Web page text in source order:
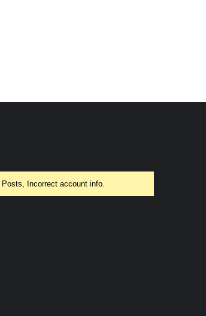
Posts, Incorrect account info.